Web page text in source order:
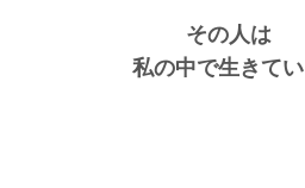
その人は
私の中で生きて